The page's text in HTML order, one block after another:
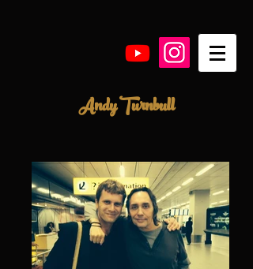
Andy Turnbull